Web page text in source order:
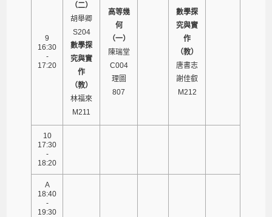
9
16:30
-
17:20
（二）
胡舉卿
S204
數學探
究與實
作
（教）
林福來
M211
高等幾
何
（一）
陳瑞堂
C004
理圖
807
數學探
究與實
作
（教）
唐書志
謝佳叡
M212
10
17:30
-
18:20
A
18:40
-
19:30